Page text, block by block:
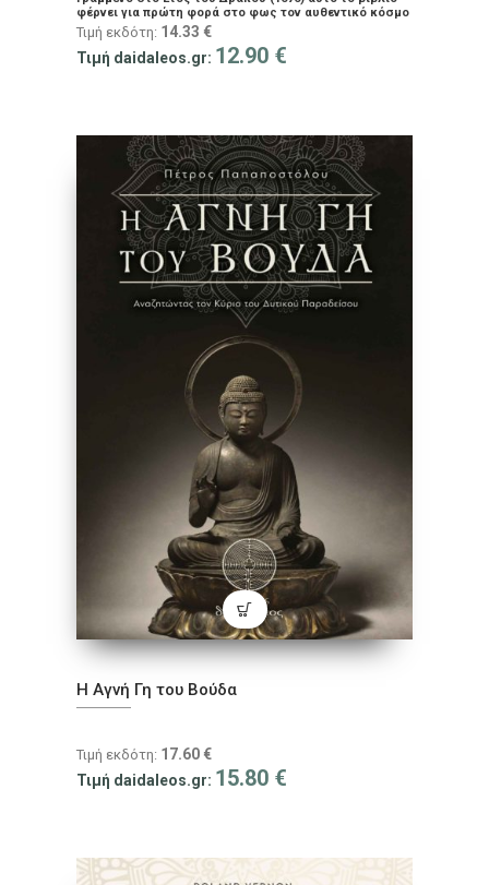
φέρνει για πρώτη φορά στο φως τον αυθεντικό κόσμο
και τις πρακτικές των Νίντζα.
Τιμή εκδότη: 14.33 €
Τιμή daidaleos.gr: 12.90 €
H Αγνή Γη του Βούδα
Τιμή εκδότη: 17.60 €
Τιμή daidaleos.gr: 15.80 €